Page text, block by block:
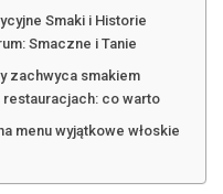
Smaki i Historie
Smaczne i Tanie
zachwyca smakiem
co warto
menu wyjątkowe włoskie